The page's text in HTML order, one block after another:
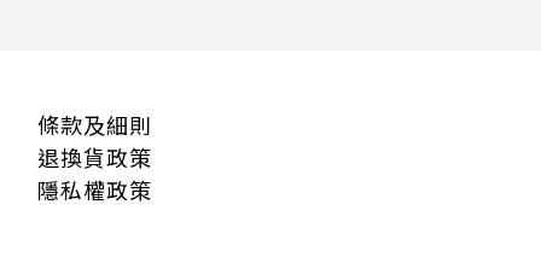
條款及細則
退換貨政策
隱私權政策